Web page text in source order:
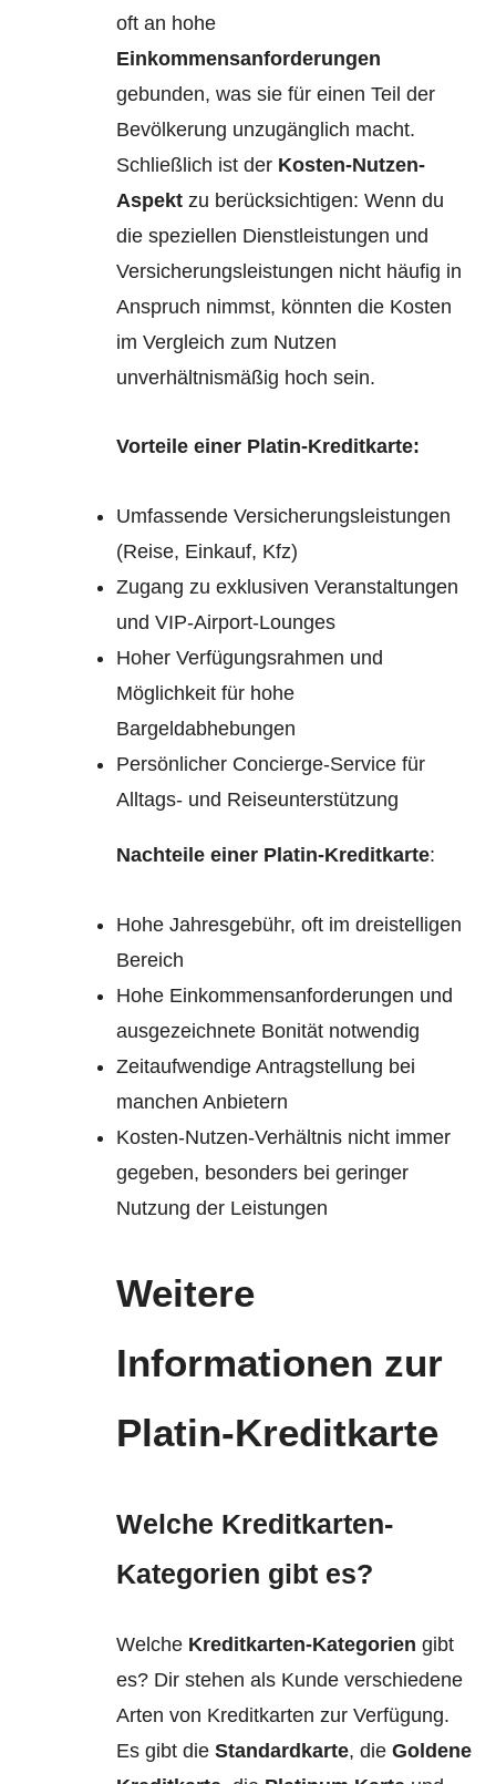
oft an hohe
Einkommensanforderungen
gebunden, was sie für einen Teil der
Bevölkerung unzugänglich macht.
Schließlich ist der Kosten-Nutzen-
Aspekt zu berücksichtigen: Wenn du
die speziellen Dienstleistungen und
Versicherungsleistungen nicht häufig in
Anspruch nimmst, könnten die Kosten
im Vergleich zum Nutzen
unverhältnismäßig hoch sein.
Vorteile einer Platin-Kreditkarte:
Umfassende Versicherungsleistungen
(Reise, Einkauf, Kfz)
Zugang zu exklusiven Veranstaltungen
und VIP-Airport-Lounges
Hoher Verfügungsrahmen und
Möglichkeit für hohe
Bargeldabhebungen
Persönlicher Concierge-Service für
Alltags- und Reiseunterstützung
Nachteile einer Platin-Kreditkarte:
Hohe Jahresgebühr, oft im dreistelligen
Bereich
Hohe Einkommensanforderungen und
ausgezeichnete Bonität notwendig
Zeitaufwendige Antragstellung bei
manchen Anbietern
Kosten-Nutzen-Verhältnis nicht immer
gegeben, besonders bei geringer
Nutzung der Leistungen
Weitere
Informationen zur
Platin-Kreditkarte
Welche Kreditkarten-
Kategorien gibt es?
Welche Kreditkarten-Kategorien gibt
es? Dir stehen als Kunde verschiedene
Arten von Kreditkarten zur Verfügung.
Es gibt dieStandardkarte, dieGoldene